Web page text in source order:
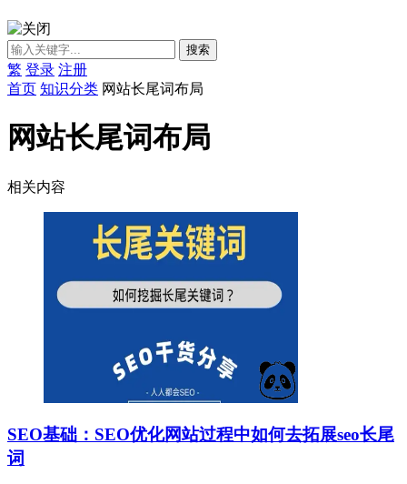
繁 登录 注册
首页 知识分类 网站长尾词布局
网站长尾词布局
相关内容
SEO基础：SEO优化网站过程中如何去拓展seo长尾
词